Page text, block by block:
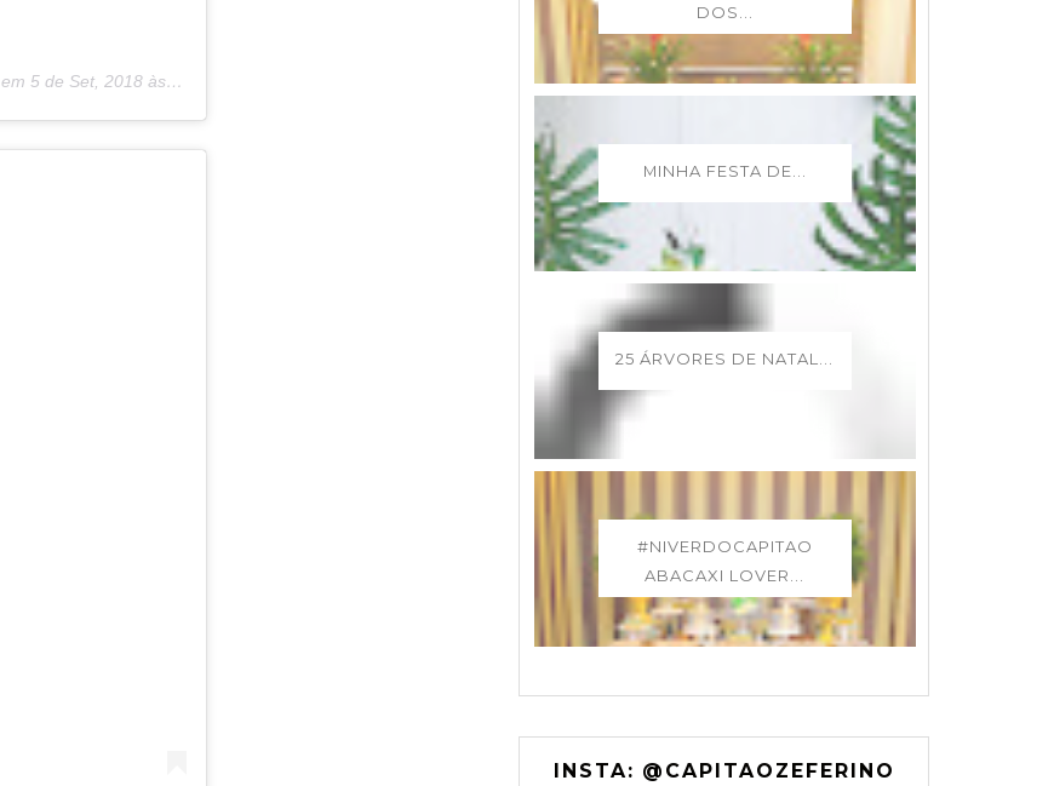
em 5 de Set, 2018 às 5:47 PDT
DOS...
MINHA FESTA DE...
25 ÁRVORES DE NATAL...
#NIVERDOCAPITAO
ABACAXI LOVER...
INSTA: @CAPITAOZEFERINO